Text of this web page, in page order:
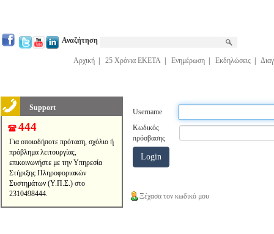
Αναζήτηση
Αρχική 25 Χρόνια ΕΚΕΤΑ Ενημέρωση Εκδηλώσεις
Support
444
Για οποιαδήποτε πρόταση, σχόλιο ή
πρόβλημα λειτουργίας,
επικοινωνήστε με την Υπηρεσία
Στήριξης Πληροφοριακών
Συστημάτων (Υ.Π.Σ.) στο
2310498444.
Username
Κωδικός
πρόσβασης
Ξέχασα τον κωδικό μου